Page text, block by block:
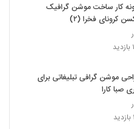
کار ساخت موشن گرافیک
کرونای فخرا (۲)
موشن گرافی تبلیغاتی برای
صبا کارا